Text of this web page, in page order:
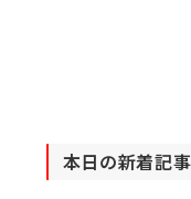
本日の新着記事